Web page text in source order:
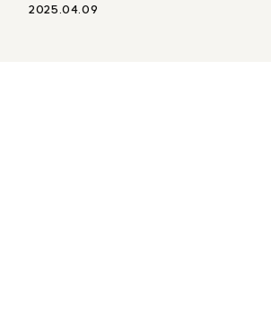
2025.04.09